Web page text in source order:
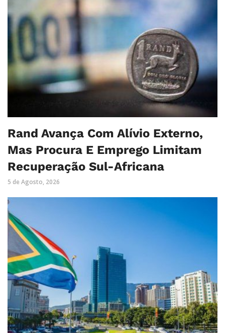
Rand Avança Com Alívio Externo,
Mas Procura E Emprego Limitam
Recuperação Sul-Africana
5 de Agosto, 2026